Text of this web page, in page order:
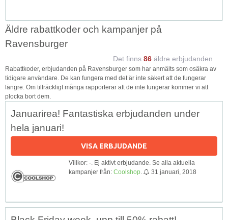
Äldre rabattkoder och kampanjer på
Ravensburger
Det finns 86 äldre erbjudanden
Rabattkoder, erbjudanden på Ravensburger som har anmälts som osäkra av
tidigare användare. De kan fungera med det är inte säkert att de fungerar
längre. Om tillräckligt många rapporterar att de inte fungerar kommer vi att
plocka bort dem.
Januarirea! Fantastiska erbjudanden under
hela januari!
VISA ERBJUDANDE
Villkor: -. Ej aktivt erbjudande. Se alla aktuella
kampanjer från: Coolshop 31 januari, 2018